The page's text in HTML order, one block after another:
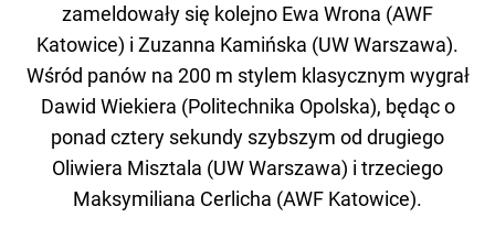
zameldowały się kolejno Ewa Wrona (AWF
Katowice) i Zuzanna Kamińska (UW Warszawa).
Wśród panów na 200 m stylem klasycznym wygrał
Dawid Wiekiera (Politechnika Opolska), będąc o
ponad cztery sekundy szybszym od drugiego
Oliwiera Misztala (UW Warszawa) i trzeciego
Maksymiliana Cerlicha (AWF Katowice).